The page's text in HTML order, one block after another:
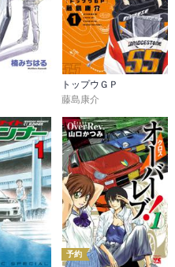
トップウＧＰ
藤島康介
予約